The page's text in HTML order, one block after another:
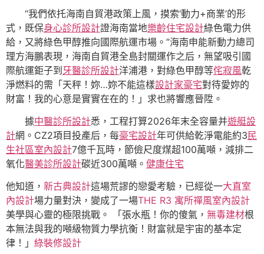
“我們依托海南自貿港政策上風，摸索‘動力+商業’的形
式，既保身心診所設計證海南當地樂齡住宅設計綠色電力供
給，又將綠色甲醇推向國際航運市場。”海南申能新動力總司
理方海鵬表現，海南自貿港全島封關運作之后，無望吸引國
際航運鉅子到牙醫診所設計洋浦港，對綠色甲醇等侘寂風乾
淨燃料的需「天秤！妳…妳不能這樣設計家豪宅對待愛妳的
財富！我的心意是實實在在的！」求也將響應晉陞。
據中醫診所設計悉，工程打算2026年末全容量并遊艇設
計網。CZ2項目投產后，每豪宅設計年可供給乾淨電能約3民
生社區室內設計7億千瓦時，節儉尺度煤超100萬噸，減排二
氧化醫美診所設計碳近300萬噸。 健康住宅
他知道， 新古典設計這場荒謬的戀愛考驗，已經從一大直室
內設計場力量對決，變成了一場THE R3 寓所禪風室內設計
美學與心靈的極限挑戰。 「張水瓶！你的傻氣， 無毒建材根
本無法與我的噸級物質力學抗衡！財富就是宇宙的基本定
律！」 綠裝修設計